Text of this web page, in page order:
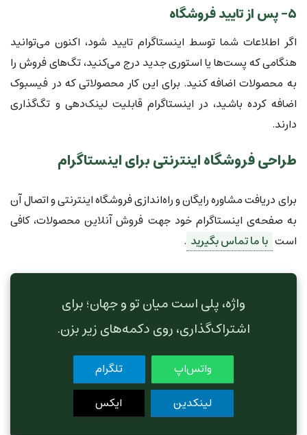
۵- پس از تایید فروشگاه
اگر اطلاعات شما توسط اینستاگرام تایید شود، اکنون می‌توانید
هنگامی که پست‌ها یا استوری جدید درج می‌کنید، تگ‌های فروش را
به محصولات اضافه کنید. برای این کار محصولاتی که در فیسبوک
اضافه کرده باشید، در اینستاگرام قابلیت لینک‌دهی و تگ‌گذاری
دارند.
طراحی فروشگاه اینترنتی برای اینستاگرام
برای دریافت مشاوره رایگان و راه‌اندازی فروشگاه اینترنتی و اتصال آن
به صفحه‌ی اینستاگرام خود جهت فروش آنلاین محصولات، کافی
است با ما تماس بگیرید .
واژه، پلی است میان تو و جهان؛ برای
اشتراک‌گذاری، روی دکمه‌های زیر بزن.
واتس‌اپ
تلگرام
لینکدین
ایکس